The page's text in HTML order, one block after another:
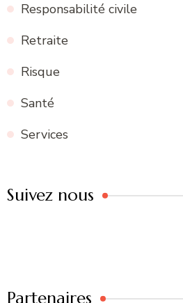
Responsabilité civile
Retraite
Risque
Santé
Services
Suivez nous
Partenaires